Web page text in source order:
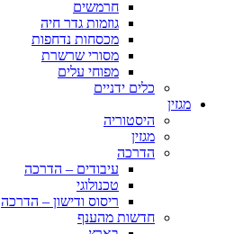
חרמשים
גוזמות גדר חיה
מכסחות נדחפות
מסורי שרשרת
מפוחי עלים
כלים ידניים
מגזין
היסטוריה
מגזין
הדרכה
עיבודים – הדרכה
טכנולוגי
ריסוס ודישון – הדרכה
חדשות מהענף